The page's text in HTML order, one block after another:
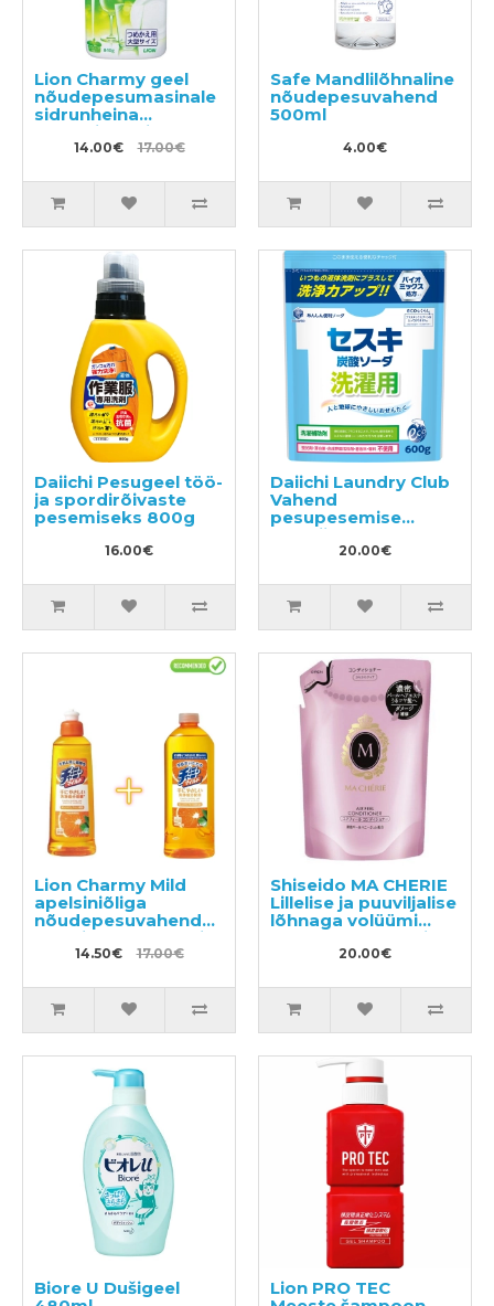
Lion Charmy geel
nõudepesumasinale
sidrunheina
aroomiga täitepudel
840g14.00€ 17.00€
Safe Mandlilõhnaline
nõudepesuvahend
500ml
4.00€
Daiichi Pesugeel töö-
ja spordirõivaste
pesemiseks 800g
16.00€
Daiichi Laundry Club
Vahend
pesupesemise
efektiivsuse
suurendamiseks
20.00€
Lion Charmy Mild
apelsiniõliga
nõudepesuvahend
kööginõude, köögi-
ja puuviljade
täitepakend 400ml
14.50€ 17.00€
Shiseido MA CHERIE
Lillelise ja puuviljalise
lõhnaga volüümi
andev palsam, täide
20.00€
Biore U Dušigeel
Lion PRO TEC